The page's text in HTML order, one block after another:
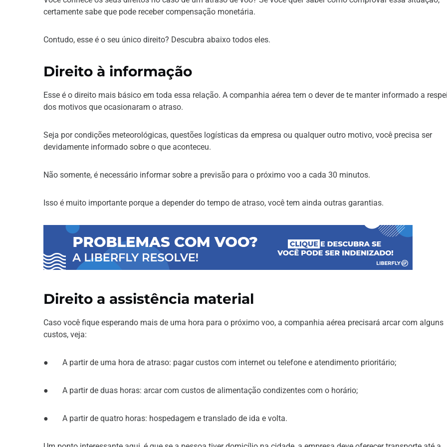
certamente sabe que pode receber compensação monetária.
Contudo, esse é o seu único direito? Descubra abaixo todos eles.
Direito à informação
Esse é o direito mais básico em toda essa relação. A companhia aérea tem o dever de te manter informado a
dos motivos que ocasionaram o atraso.
Seja por condições meteorológicas, questões logísticas da empresa ou qualquer outro motivo, você precisa ser
devidamente informado sobre o que aconteceu.
Não somente, é necessário informar sobre a previsão para o próximo voo a cada 30 minutos.
Isso é muito importante porque a depender do tempo de atraso, você tem ainda outras garantias.
Direito a assistência material
Caso você fique esperando mais de uma hora para o próximo voo, a companhia aérea precisará arcar com alguns
custos, veja:
● A partir de uma hora de atraso: pagar custos com internet ou telefone e atendimento prioritário;
● A partir de duas horas: arcar com custos de alimentação condizentes com o horário;
● A partir de quatro horas: hospedagem e translado de ida e volta.